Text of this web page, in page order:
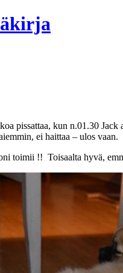
pissattaa, kun n.01.30
ei haittaa – ulos vaan.
toimii !! Toisaalta hyvä,